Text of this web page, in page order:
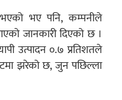
भएको भए पनि, कम्पनीले
जानकारी दिएको छ ।
उत्पादन ०.७ प्रतिशतले
झरेको छ, जुन पछिल्ला